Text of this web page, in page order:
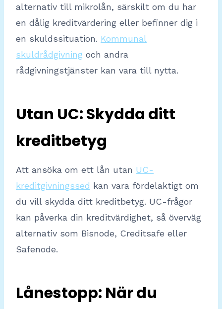
alternativ till mikrolån, särskilt om du har
en dålig kreditvärdering eller befinner dig i
en skuldssituation. Kommunal
skuldrådgivning och andra
rådgivningstjänster kan vara till nytta.
Utan UC: Skydda ditt
kreditbetyg
Att ansöka om ett lån utan UC-
kreditgivningssed kan vara fördelaktigt om
du vill skydda ditt kreditbetyg. UC-frågor
kan påverka din kreditvärdighet, så överväg
alternativ som Bisnode, Creditsafe eller
Safenode.
Lånestopp: När du